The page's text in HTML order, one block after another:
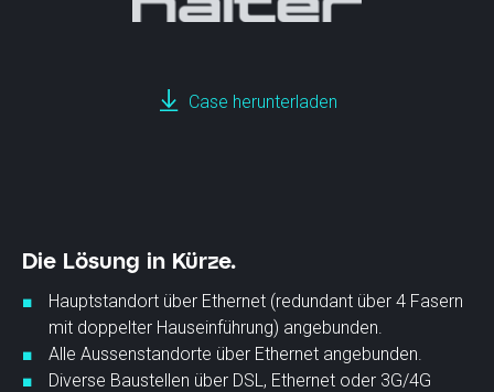
Case herunterladen
Die Lösung in Kürze.
Hauptstandort über Ethernet (redundant über 4 Fasern
mit doppelter Hauseinführung) angebunden.
Alle Aussenstandorte über Ethernet angebunden.
Diverse Baustellen über DSL, Ethernet oder 3G/4G